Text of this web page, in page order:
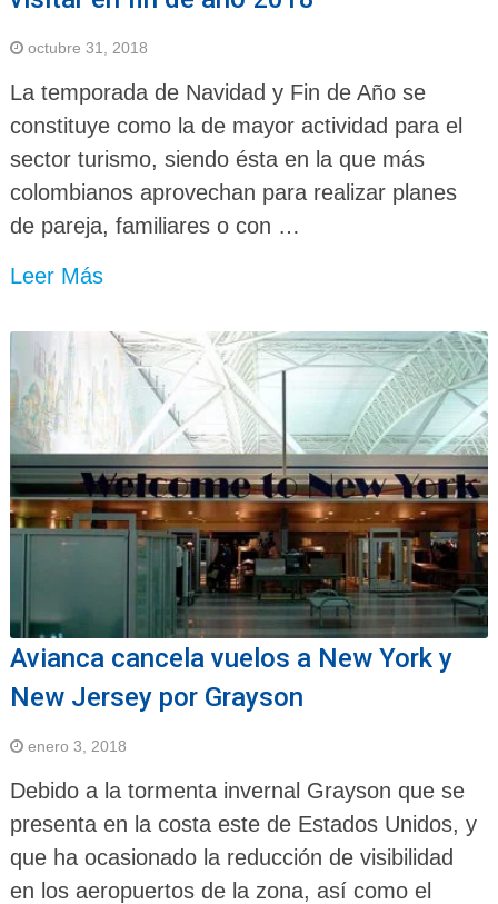
octubre 31, 2018
La temporada de Navidad y Fin de Año se
constituye como la de mayor actividad para el
sector turismo, siendo ésta en la que más
colombianos aprovechan para realizar planes
de pareja, familiares o con …
Leer Más
Avianca cancela vuelos a New York y
New Jersey por Grayson
enero 3, 2018
Debido a la tormenta invernal Grayson que se
presenta en la costa este de Estados Unidos, y
que ha ocasionado la reducción de visibilidad
en los aeropuertos de la zona, así como el